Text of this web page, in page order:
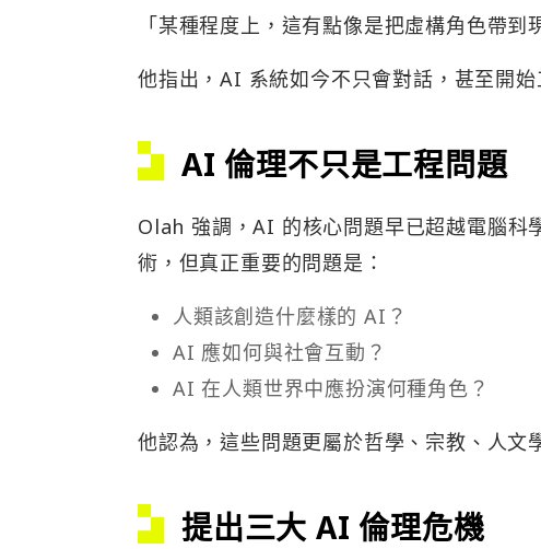
「某種程度上，這有點像是把虛構角色帶到
他指出，AI 系統如今不只會對話，甚至開
AI 倫理不只是工程問題
Olah 強調，AI 的核心問題早已超越電腦科
術，但真正重要的問題是：
人類該創造什麼樣的 AI？
AI 應如何與社會互動？
AI 在人類世界中應扮演何種角色？
他認為，這些問題更屬於哲學、宗教、人
提出三大 AI 倫理危機